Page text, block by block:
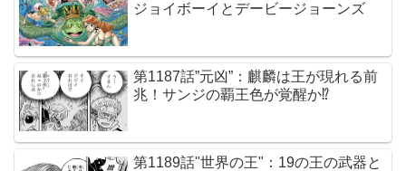
ジョイボーイとデービージョーンズ
第1187話”元凶”：麒麟は王が現れる前
兆！サンジの覇王色が覚醒か⁉︎
第1189話"世界の王"：19の王の武器と